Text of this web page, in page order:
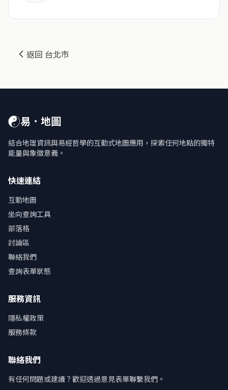
返回 台北市
☯易．地圖
結合地理資訊與易經哲學的互動式地圖應用，探索任何地點的獨特
能量與象徵意義。
快速連結
互動地圖
坐向查詢工具
部落格
討論區
聯絡我們
查詢表單狀態
服務資訊
隱私權政策
服務條款
聯絡我們
有任何問題或建議？歡迎透過意見表單聯繫我們。